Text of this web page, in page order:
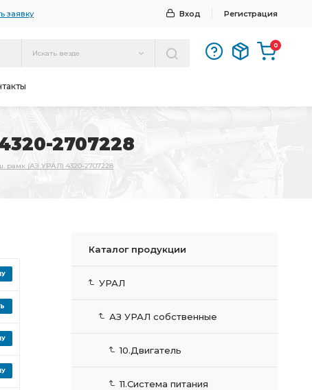
заявку Вход Регистрация
Искать везде
0
2707228
рамк (АЗ УРАЛ) 4320-2707228
Каталог продукции
УРАЛ
АЗ УРАЛ собственные
10.Двигатель
11.Система питания